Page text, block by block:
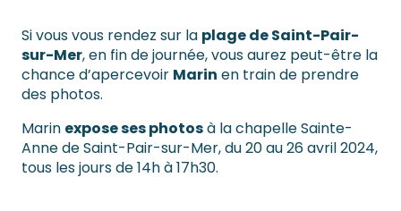
Si vous vous rendez sur la plage de Saint-Pair-
sur-Mer, en fin de journée, vous aurez peut-être la
chance d’apercevoir Marin en train de prendre
des photos.
Marin expose ses photosà la chapelle Sainte-
Anne de Saint-Pair-sur-Mer, du 20 au 26 avril 2024,
tous les jours de 14h à 17h30.